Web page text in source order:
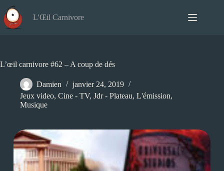
au
contenu
L'Œil Carnivore
L’œil carnivore #62 – A coup de dés
Damien
janvier 24, 2019
Jeux video, Cine - TV, Jdr - Plateau, L'émission,
Musique